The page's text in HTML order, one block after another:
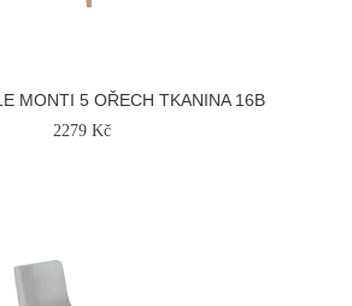
MONTI 5 OŘECH TKANINA 16B
2279 Kč